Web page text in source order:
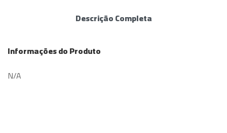
Descrição Completa
Informações do Produto
N/A